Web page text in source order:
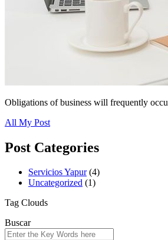
Obligations of business will frequently
All My Post
Post Categories
Servicios Yapur(4)
Uncategorized (1)
Tag Clouds
Buscar